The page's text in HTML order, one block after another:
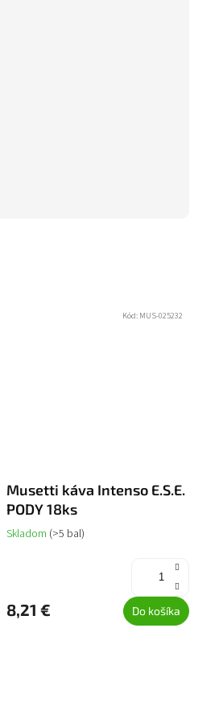
Musetti káva Intenso E.S.E.
PODY 18ks
Skladom (>5 bal)
8,21 € Do košíka
Kód: MUS-025232